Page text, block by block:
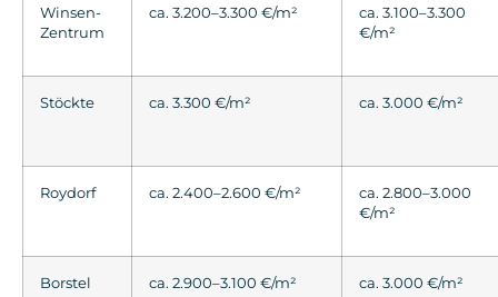
Winsen-
Zentrum
ca. 3.200–3.300 €/m²
ca. 3.100–3.300
€/m²
Stöckte ca. 3.300 €/m² ca. 3.000 €/m²
Roydorf ca. 2.400–2.600 €/m²
ca. 2.800–3.000
€/m²
Borstel ca. 2.900–3.100 €/m² ca. 3.000 €/m²